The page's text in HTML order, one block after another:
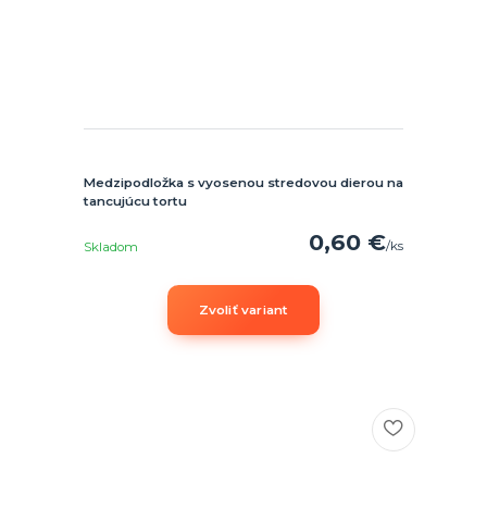
Medzipodložka s vyosenou stredovou dierou na
tancujúcu tortu
0,60 €/ks
Skladom
Zvoliť variant